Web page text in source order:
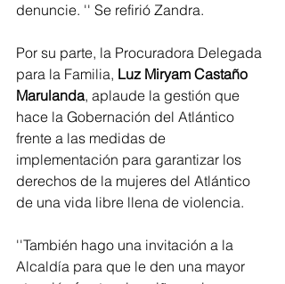
denuncie. '' Se refirió Zandra.
Por su parte, la Procuradora Delegada
para la Familia, Luz Miryam Castaño
Marulanda, aplaude la gestión que
hace la Gobernación del Atlántico
frente a las medidas de
implementación para garantizar los
derechos de la mujeres del Atlántico
de una vida libre llena de violencia.
''También hago una invitación a la
Alcaldía para que le den una mayor